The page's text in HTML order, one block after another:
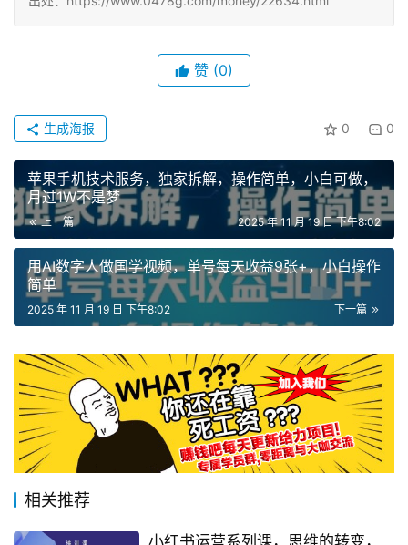
赞 (0)
0 0
生成海报
苹果手机技术服务，独家拆解，操作简单，小白可做，
月过1W不是梦
上一篇 2025 年 11 月 19 日 下午8:02
用AI数字人做国学视频，单号每天收益9张+，小白操作
简单
下一篇
2025 年 11 月 19 日 下午8:02
相关推荐